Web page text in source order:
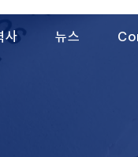
사 뉴스